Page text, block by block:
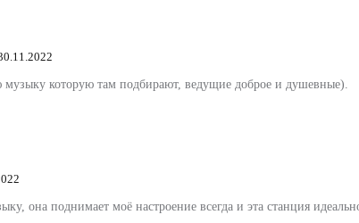
которую там подбирают, ведущие доброе и душевные).
она поднимает моё настроение всегда и эта станция